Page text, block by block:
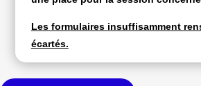
Les formulaires insuffisamment
écartés.